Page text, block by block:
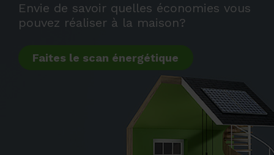
Envie de savoir quelles économies vous
pouvez réaliser à la maison?
Faites le scan énergétique